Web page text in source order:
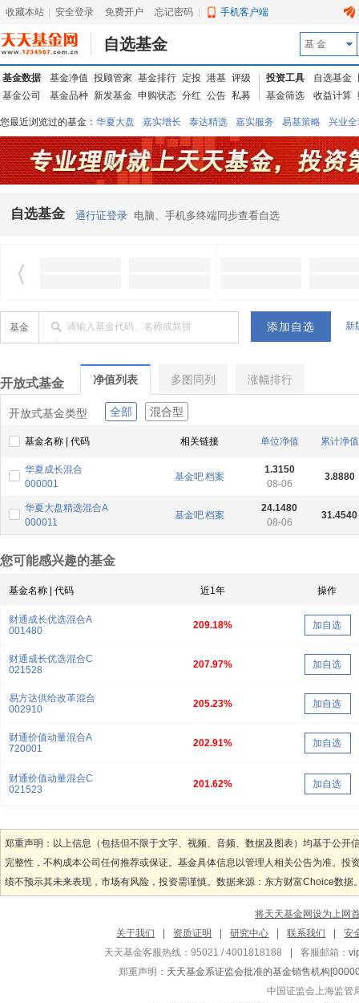
收藏本站 安全登录 免费开户 忘记密码 手机客户端
自选基金 基 金
基金数据 基金净值 投顾管家 基金排行 定投 港基 评级
基金公司
基金品种 新发基金 申购状态 分红 公告 私募
投资工具 自选基金
基金筛选
收益计算
您最近浏览过的基金： 华夏大盘 嘉实增长 泰达精选 嘉实服务 易基策略 兴业
信诚蓝筹 华夏优势 汇丰龙腾 华夏红利 易基中小盘 银华优质 中银中国 广发
东吴动力
自选基金 通行证登录 电脑、手机多终端同步查看自选
基金 请输入基金代码、名称或简拼 新
开放式基金 净值列表 多图同列 涨幅排行
开放式基金类型 全部 混合型
基金名称 | 代码 相关链接 单位净值 累计净值
华夏成长混合
000001
基金吧档案
1.3150
08-06
3.8880
华夏大盘精选混合A
000011
基金吧档案
24.1480
08-06
31.4540
您可能感兴趣的基金
基金名称 | 代码 近1年 操作
财通成长优选混合A
001480
209.18% 加自选
财通成长优选混合C
021528
207.97% 加自选
易方达供给改革混合
002910
205.23% 加自选
财通价值动量混合A
720001
202.91% 加自选
财通价值动量混合C
021523
201.62% 加自选
郑重声明：以上信息（包括但不限于文字、视频、音频、数据及图表）均基于公
完整性，不构成本公司任何推荐或保证。基金具体信息以管理人相关公告为准。
绩不预示其未来表现，市场有风险，投资需谨慎。数据来源：东方财富Choice数据
将天天基金网设为上网
关于我们
资质证明 研究中心 联系我们
安
天天基金客服热线：95021 / 4001818188
客服邮箱：
郑重声明： 天天基金系证监会批准的基金销售机构
中国证监会上海监管